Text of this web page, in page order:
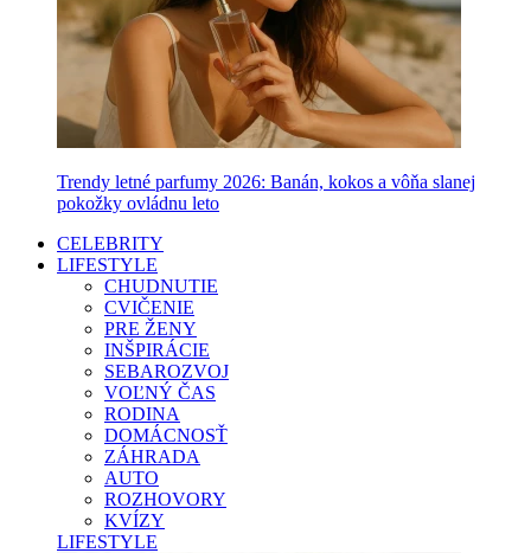
Trendy letné parfumy 2026: Banán, kokos a vôňa slanej
pokožky ovládnu leto
CELEBRITY
LIFESTYLE
CHUDNUTIE
CVIČENIE
PRE ŽENY
INŠPIRÁCIE
SEBAROZVOJ
VOĽNÝ ČAS
RODINA
DOMÁCNOSŤ
ZÁHRADA
AUTO
ROZHOVORY
KVÍZY
LIFESTYLE